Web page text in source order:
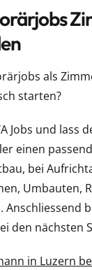
als
starten?
Jobs und lass
einen
bei
Umbauten,
den nächsten
in Luzern